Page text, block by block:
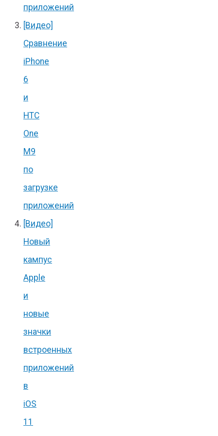
приложений
[Видео]
Сравнение
iPhone
6
и
HTC
One
M9
по
загрузке
приложений
[Видео]
Новый
кампус
Apple
и
новые
значки
встроенных
приложений
в
iOS
11